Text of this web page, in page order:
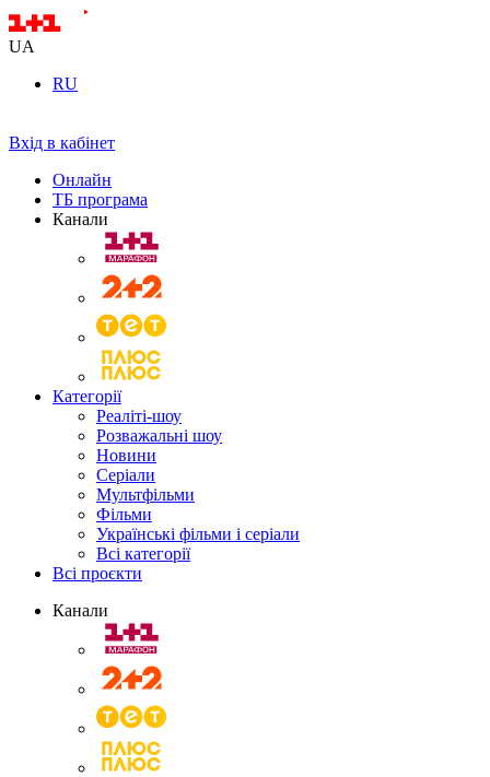
UA
RU
Вхід в кабінет
Онлайн
ТБ програма
Канали
Категорії
Реаліті-шоу
Розважальні шоу
Новини
Серіали
Мультфільми
Фільми
Українські фільми і серіали
Всі категорії
Всі проєкти
Канали